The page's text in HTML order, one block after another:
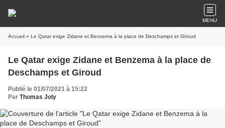
MENU
Accueil » Le Qatar exige Zidane et Benzema à la place de Deschamps et Giroud
Le Qatar exige Zidane et Benzema à la place de
Deschamps et Giroud
Publié le 01/07/2021 à 15:22
Par Thomas Joly